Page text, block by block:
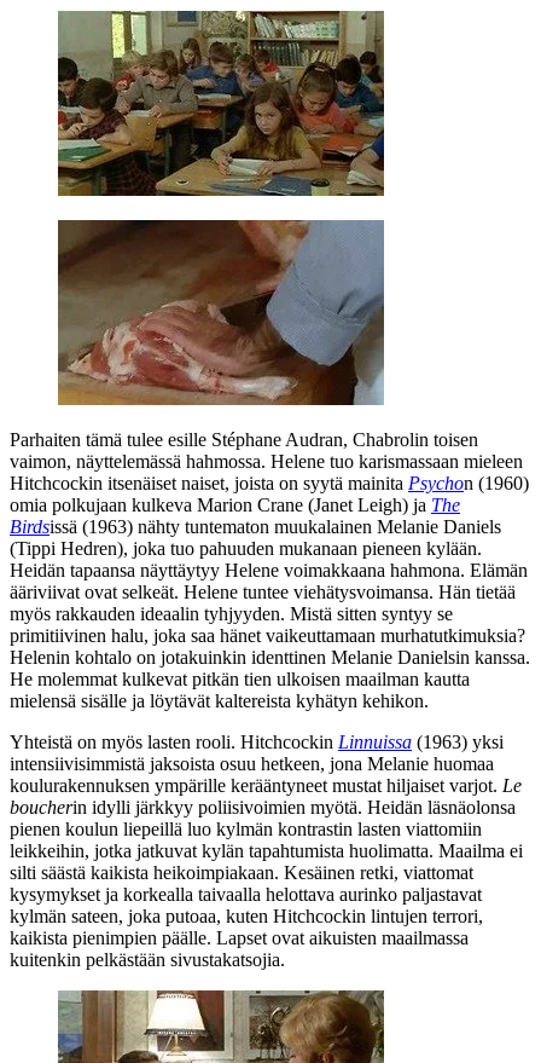
Parhaiten tämä tulee esille Stéphane Audran, Chabrolin toisen
vaimon, näyttelemässä hahmossa. Helene tuo karismassaan mieleen
Hitchcockin itsenäiset naiset, joista on syytä mainita Psychon (1960)
omia polkujaan kulkeva Marion Crane (Janet Leigh) ja The
Birdsissä (1963) nähty tuntematon muukalainen Melanie Daniels
(Tippi Hedren), joka tuo pahuuden mukanaan pieneen kylään.
Heidän tapaansa näyttäytyy Helene voimakkaana hahmona. Elämän
ääriviivat ovat selkeät. Helene tuntee viehätysvoimansa. Hän tietää
myös rakkauden ideaalin tyhjyyden. Mistä sitten syntyy se
primitiivinen halu, joka saa hänet vaikeuttamaan murhatutkimuksia?
Helenin kohtalo on jotakuinkin identtinen Melanie Danielsin kanssa.
He molemmat kulkevat pitkän tien ulkoisen maailman kautta
mielensä sisälle ja löytävät kaltereista kyhätyn kehikon.
Yhteistä on myös lasten rooli. Hitchcockin Linnuissa (1963) yksi
intensiivisimmistä jaksoista osuu hetkeen, jona Melanie huomaa
koulurakennuksen ympärille kerääntyneet mustat hiljaiset varjot. Le
boucherin idylli järkkyy poliisivoimien myötä. Heidän läsnäolonsa
pienen koulun liepeillä luo kylmän kontrastin lasten viattomiin
leikkeihin, jotka jatkuvat kylän tapahtumista huolimatta. Maailma ei
silti säästä kaikista heikoimpiakaan. Kesäinen retki, viattomat
kysymykset ja korkealla taivaalla helottava aurinko paljastavat
kylmän sateen, joka putoaa, kuten Hitchcockin lintujen terrori,
kaikista pienimpien päälle. Lapset ovat aikuisten maailmassa
kuitenkin pelkästään sivustakatsojia.